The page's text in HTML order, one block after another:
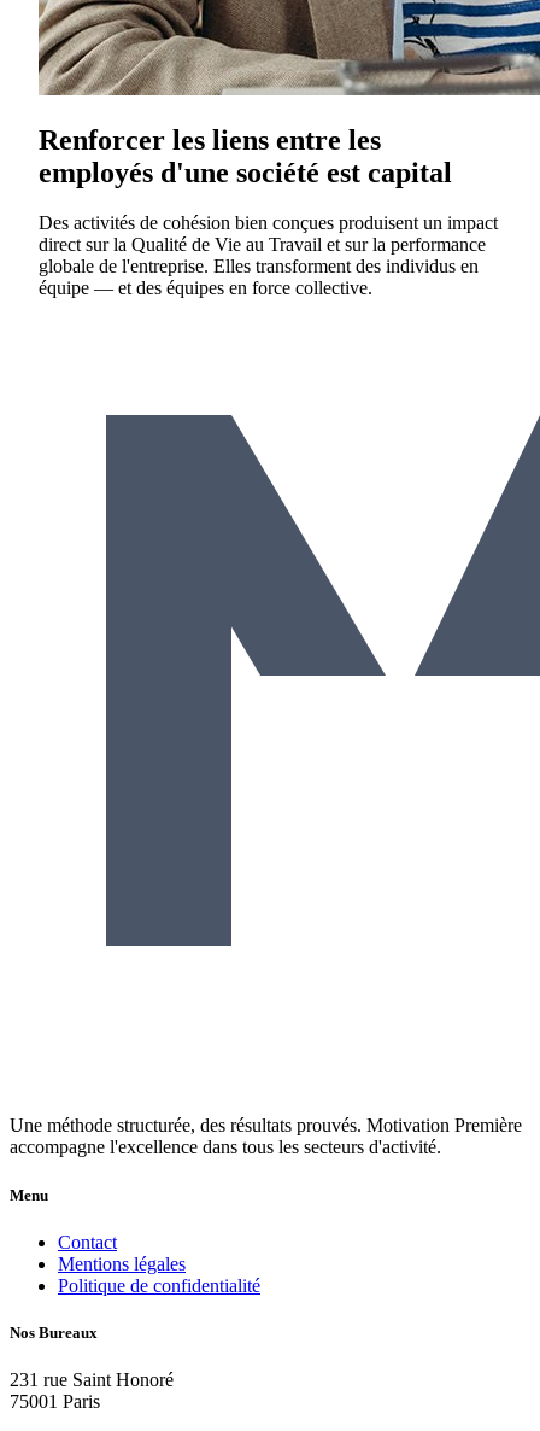
Renforcer les liens entre les
employés d'une société est capital
Des activités de cohésion bien conçues produisent un impact
direct sur la Qualité de Vie au Travail et sur la performance
globale de l'entreprise. Elles transforment des individus en
équipe — et des équipes en force collective.
Une méthode structurée, des résultats prouvés. Motivation Première
accompagne l'excellence dans tous les secteurs d'activité.
Menu
Contact
Mentions légales
Politique de confidentialité
Nos Bureaux
231 rue Saint Honoré
75001 Paris